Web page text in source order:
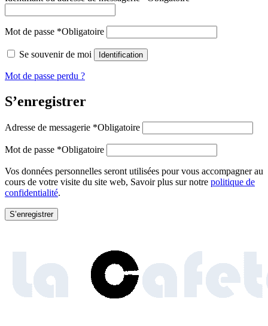
Mot de passe *Obligatoire
Se souvenir de moi Identification
Mot de passe perdu ?
S’enregistrer
Adresse de messagerie *Obligatoire
Mot de passe *Obligatoire
Vos données personnelles seront utilisées pour vous accompagner au
cours de votre visite du site web, Savoir plus sur notre politique de
confidentialité.
S’enregistrer